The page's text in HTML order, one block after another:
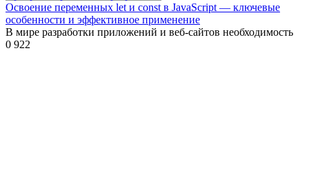
Освоение переменных let и const в JavaScript — ключевые
особенности и эффективное применение
В мире разработки приложений и веб-сайтов необходимость
0 922